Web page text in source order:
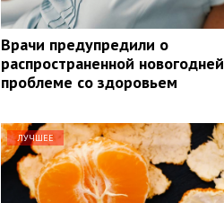
Врачи предупредили о
распространенной новогодней
проблеме со здоровьем
ЛУЧШЕЕ